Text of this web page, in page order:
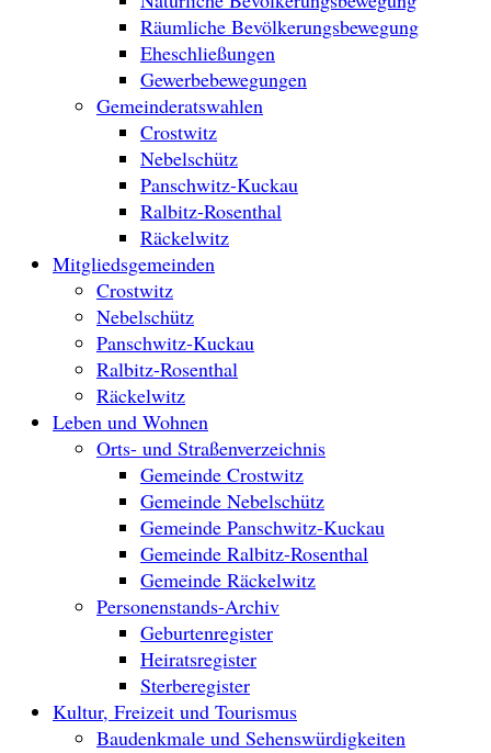
Räumliche Bevölkerungsbewegung
Eheschließungen
Gewerbebewegungen
Gemeinderatswahlen
Crostwitz
Nebelschütz
Panschwitz-Kuckau
Ralbitz-Rosenthal
Räckelwitz
Mitgliedsgemeinden
Crostwitz
Nebelschütz
Panschwitz-Kuckau
Ralbitz-Rosenthal
Räckelwitz
Leben und Wohnen
Orts- und Straßenverzeichnis
Gemeinde Crostwitz
Gemeinde Nebelschütz
Gemeinde Panschwitz-Kuckau
Gemeinde Ralbitz-Rosenthal
Gemeinde Räckelwitz
Personenstands-Archiv
Geburtenregister
Heiratsregister
Sterberegister
Kultur, Freizeit und Tourismus
Baudenkmale und Sehenswürdigkeiten